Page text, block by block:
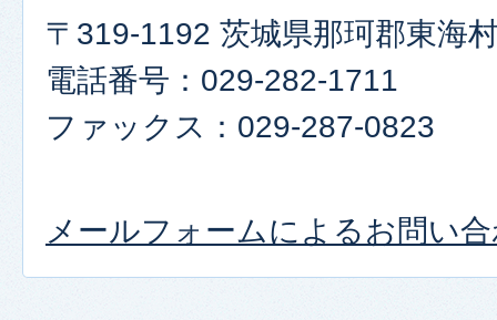
〒319-1192 茨城県那珂郡東海
電話番号：029-282-1711
ファックス：029-287-0823
メールフォームによるお問い